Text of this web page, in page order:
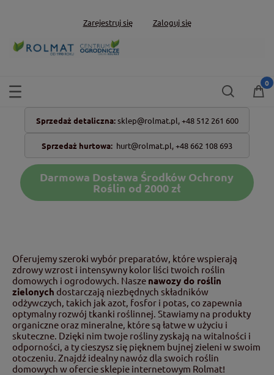
Zarejestruj się Zaloguj się
Sprzedaż detaliczna: sklep@rolmat.pl, +48 512 261 600
Sprzedaż hurtowa: hurt@rolmat.pl,+48 662 108 693
Darmowa Dostawa Środków Ochrony
Roślin od 2000 zł
Oferujemy szeroki wybór preparatów, które wspierają
zdrowy wzrost i intensywny kolor liści twoich roślin
domowych i ogrodowych. Nasze nawozy do roślin
zielonych dostarczają niezbędnych składników
odżywczych, takich jak azot, fosfor i potas, co zapewnia
optymalny rozwój tkanki roślinnej. Stawiamy na produkty
organiczne oraz mineralne, które są łatwe w użyciu i
skuteczne. Dzięki nim twoje rośliny zyskają na witalności i
odporności, a ty cieszysz się pięknem bujnej zieleni w swoim
otoczeniu. Znajdź idealny nawóz dla swoich roślin
domowych w ofercie sklepie internetowym Rolmat!